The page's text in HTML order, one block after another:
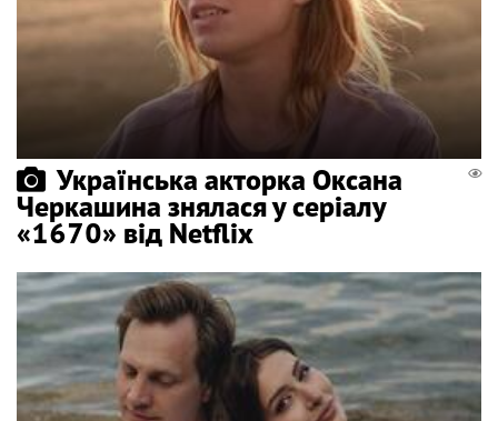
Українська акторка Оксана
Черкашина знялася у серіалу
«1670» від Netflix